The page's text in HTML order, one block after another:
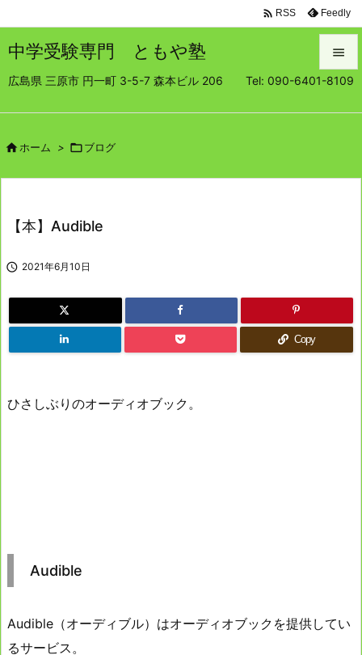
中学受験専門 ともや塾
広島県 三原市 円一町 3-5-7 森本ビル 206 Tel: 090-6401-8109


 RSS Feedly
 ホーム > ブログ
【本】Audible
 2021年6月10日
Copy
ひさしぶりのオーディオブック。
Audible
Audible（オーディブル）はオーディオブックを提供してい
るサービス。